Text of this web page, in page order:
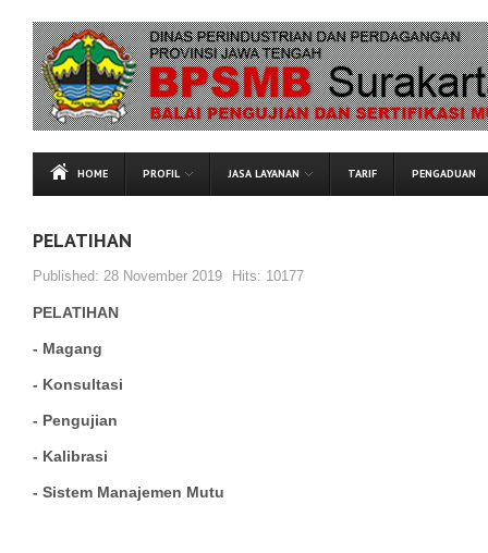
HOME PROFIL JASA LAYANAN TARIF PENGADUAN
PELATIHAN
Published: 28 November 2019 Hits: 10177
PELATIHAN
- Magang
- Konsultasi
- Pengujian
- Kalibrasi
- Sistem Manajemen Mutu